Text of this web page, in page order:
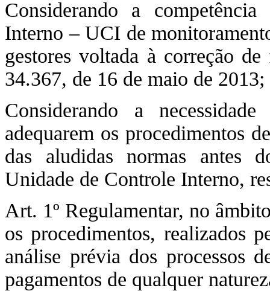
Considerando a
Interno – UCI de
gestores voltada à correção
34.367, de 16 de maio de 2013;
Considerando a
adequarem os procedimentos
das aludidas normas antes
Unidade de Controle Interno,
Art. 1º Regulamentar, no
os procedimentos, realizados
análise prévia dos processos
pagamentos de qualquer